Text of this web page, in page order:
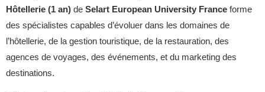
Hôtellerie (1 an) de Selart European University France forme
des spécialistes capables d’évoluer dans les domaines de
l’hôtellerie, de la gestion touristique, de la restauration, des
agences de voyages, des événements, et du marketing des
destinations.